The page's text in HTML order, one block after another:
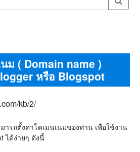
ม ( Domain name )
หรือ Blogspot
kb/2/
ารถตั้งค่าโดเมนเนมของท่าน เพื่อใช้งาน
ได้ง่ายๆ ดังนี้